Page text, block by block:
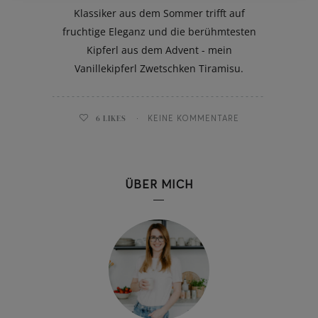
Klassiker aus dem Sommer trifft auf
fruchtige Eleganz und die berühmtesten
Kipferl aus dem Advent - mein
Vanillekipferl Zwetschken Tiramisu.
6 LIKES KEINE KOMMENTARE
ÜBER MICH